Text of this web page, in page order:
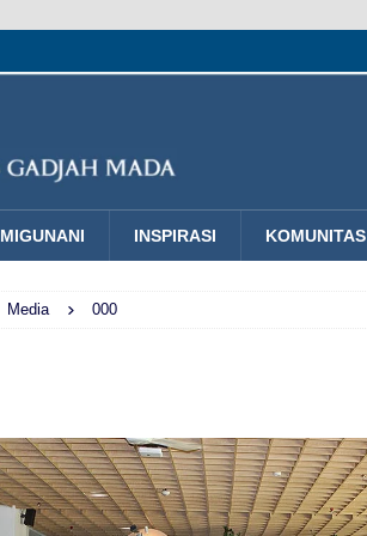
MIGUNANI INSPIRASI KOMUNITAS
Media 000